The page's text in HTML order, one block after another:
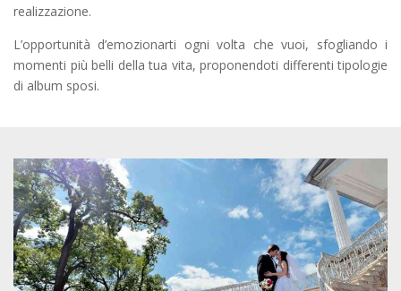
realizzazione.
L’opportunità d’emozionarti ogni volta che vuoi, sfogliando i
momenti più belli della tua vita, proponendoti differenti tipologie
di album sposi.